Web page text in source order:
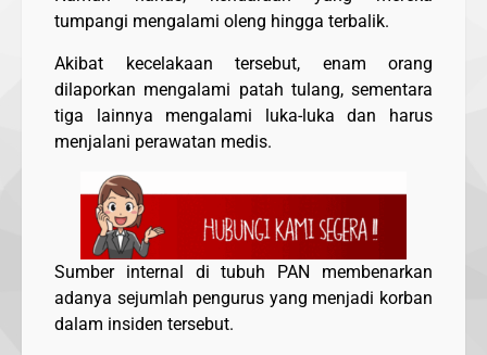
tumpangi mengalami oleng hingga terbalik.
Akibat kecelakaan tersebut, enam orang
dilaporkan mengalami patah tulang, sementara
tiga lainnya mengalami luka-luka dan harus
menjalani perawatan medis.
Sumber internal di tubuh PAN membenarkan
adanya sejumlah pengurus yang menjadi korban
dalam insiden tersebut.